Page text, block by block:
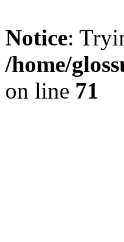
Notice:
/home/
on line 71